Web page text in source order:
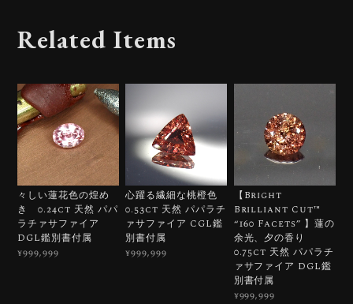
Related Items
々しい蓮花色の煌め
き 0.24ct 天然 パパ
ラチァサファイア
DGL鑑別書付属
¥999,999
心躍る繊細な桃橙色
0.53ct 天然 パパラチ
ァサファイア CGL鑑
別書付属
¥999,999
【Bright
Brilliant Cut™️
“160 Facets” 】蓮の
余光、夕の香り
0.75ct 天然 パパラチ
ァサファイア DGL鑑
別書付属
¥999,999